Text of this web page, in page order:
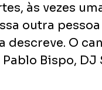
às vezes
outra
descreve. O
Bispo, DJ